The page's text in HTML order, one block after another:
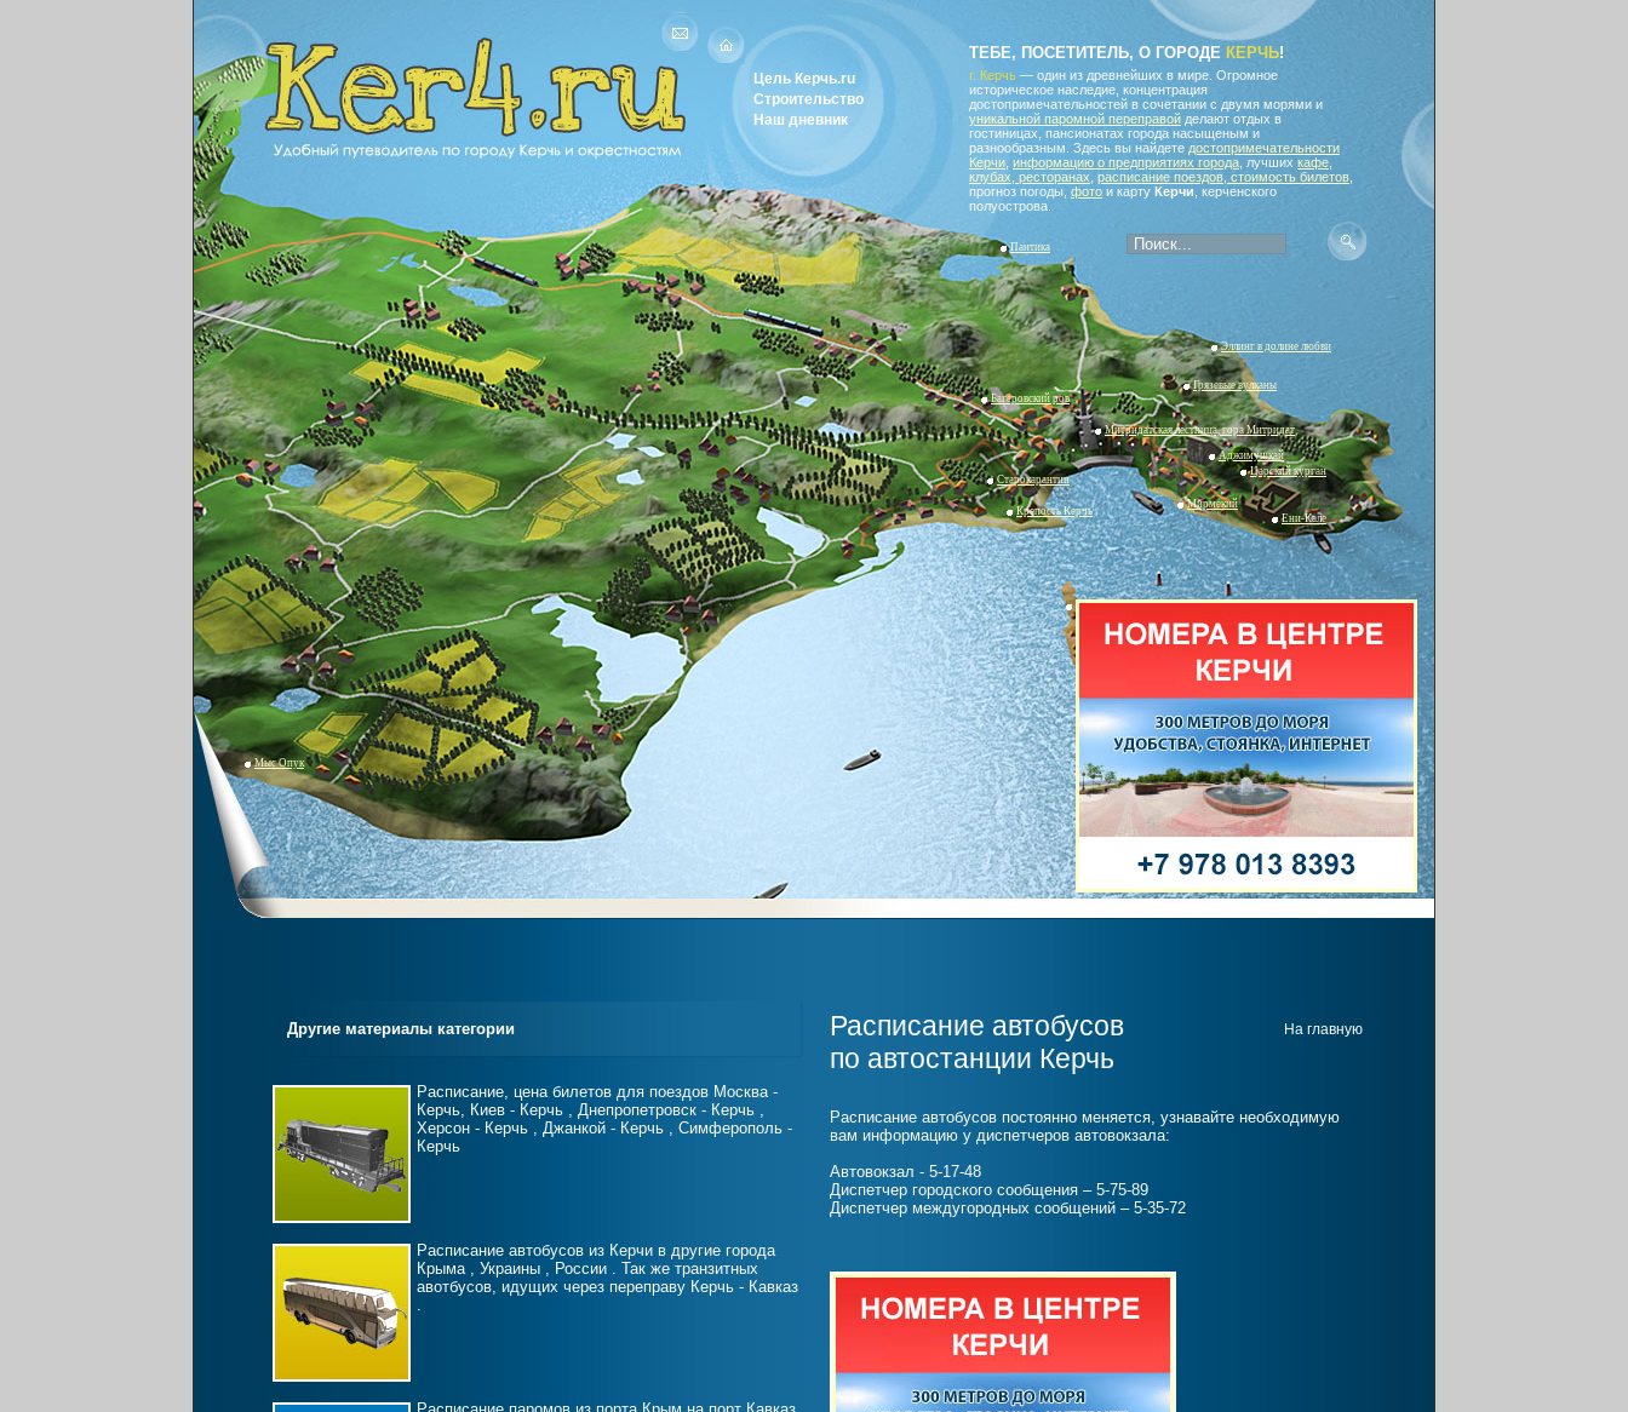
ker4.ru Удобный путеводитель по Керчи и окрестностям
Цель Керчь.ru
Строительство
Наш дневник
ТЕБЕ, ПОСЕТИТЕЛЬ, О ГОРОДЕ КЕРЧЬ!
г. Керчь — один из древнейших в мире. Огромное
историческое наследие, концентрация
достопримечательностей в сочетании с двумя морями и
уникальной паромной переправой делают отдых в
гостиницах, пансионатах города насыщеным и
разнообразным. Здесь вы найдете достопримечательности
Керчи информацию о предприятиях города , лучших кафе,
клубах, ресторанах расписание поездов, стоимость билетов
прогноз погоды, фото и карту Керчи , керченского
полуострова.
Эллинг в долине любви
Багеровский ров
Ени-Кале
Мирмекий
Пантика
Аджимушкай
Старокарантин
Мыс Опук
Царский курган
Митридатская лестница, гора Митридат
Грязевые вулканы
Крепость Керчь
Другие материалы категории
Расписание, цена билетов для поездов Москва -
Керчь, Киев - Керчь , Днепропетровск - Керчь ,
Херсон - Керчь , Джанкой - Керчь , Симферополь -
Керчь
Расписание автобусов из Керчи в другие города
Крыма , Украины , России . Так же транзитных
авотбусов, идущих через переправу Керчь - Кавказ
.
Расписание автобусов
по автостанции Керчь
На главную
Расписание автобусов постоянно меняется, узнавайте необходимую
вам информацию у диспетчеров автовокзала:
Автовокзал - 5-17-48
Диспетчер городского сообщения – 5-75-89
Диспетчер междугородных сообщений – 5-35-72